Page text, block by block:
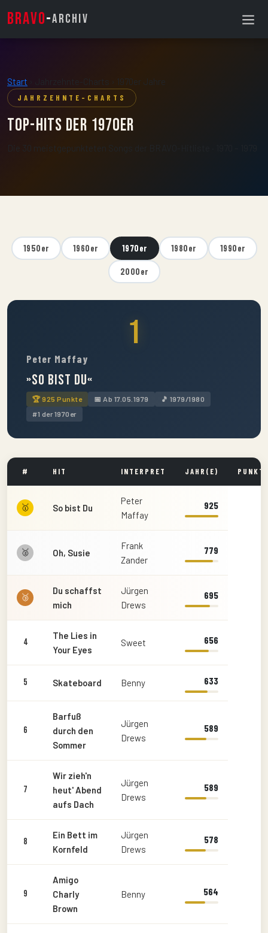
BRAVO-ARCHIV
Start Jahrzehnte-Charts 1970er Jahre
JAHRZEHNTE-CHARTS
Top-Hits der 1970er
Die 30 meistgepunkteten Songs der BRAVO-Hitliste · 1970 – 1979
1950er 1960er 1970er 1980er 1990er
2000er
1
Peter Maffay
»So bist Du«
🏆 925 Punkte 📅 Ab 17.05.1979
🎵 1979/1980
#1 der 1970er
# HIT INTERPRET JAHR(E)
🥇 So bist Du
Peter
Maffay
925
🥈 Oh, Susie
Frank
Zander
779
🥉
Du schaffst
mich
Jürgen
Drews
695
4
The Lies in
Your Eyes
Sweet 656
5 Skateboard Benny 633
6
Barfuß
durch den
Sommer
Jürgen
Drews
589
7
Wir zieh'n
heut' Abend
aufs Dach
Jürgen
Drews
589
8
Ein Bett im
Kornfeld
Jürgen
Drews
578
9
Amigo
Charly
Brown
Benny 564